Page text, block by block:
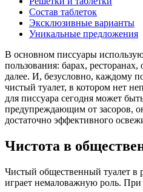
Состав таблеток
Эксклюзивные варианты
Уникальные предложения
В основном писсуары
пользования: барах,
далее. И, безусловно, каждому
чистый туалет, в котором нет
для писсуара сегодня может
предупреждающим от засоров,
достаточно эффективного
Чистота в
Чистый общественный туалет в
играет немаловажную роль.